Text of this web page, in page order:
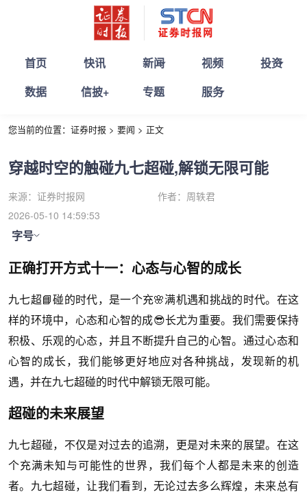
首页 快讯 新闻 视频
投资
数据
信披+ 专题 服务
您当前的位置： 证券时报 > 要闻 > 正文
穿越时空的触碰九七超碰,解锁无限可能
来源： 证券时报网 作者： 周轶君
2026-05-10 14:59:53
字号
正确打开方式十一：心态与心智的成长
九七超📘碰的时代，是一个充🌸满机遇和挑战的时代。在这
样的环境中，心态和心智的成😎长尤为重要。我们需要保持
积极、乐观的心态，并且不断提升自己的心智。通过心态和
心智的成长，我们能够更好地应对各种挑战，发现新的机
遇，并在九七超碰的时代中解锁无限可能。
超碰的未来展望
九七超碰，不仅是对过去的追溯，更是对未来的展望。在这
个充满未知与可能性的世界，我们每个人都是未来的创造
者。九七超碰，让我们看到，无论过去多么辉煌，未来总有